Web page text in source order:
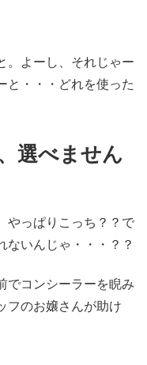
。よーし、それじゃー
と・・・どれを使った
選べません
やっぱりこっち？？で
ないんじゃ・・・？？
でコンシーラーを睨み
フのお嬢さんが助け